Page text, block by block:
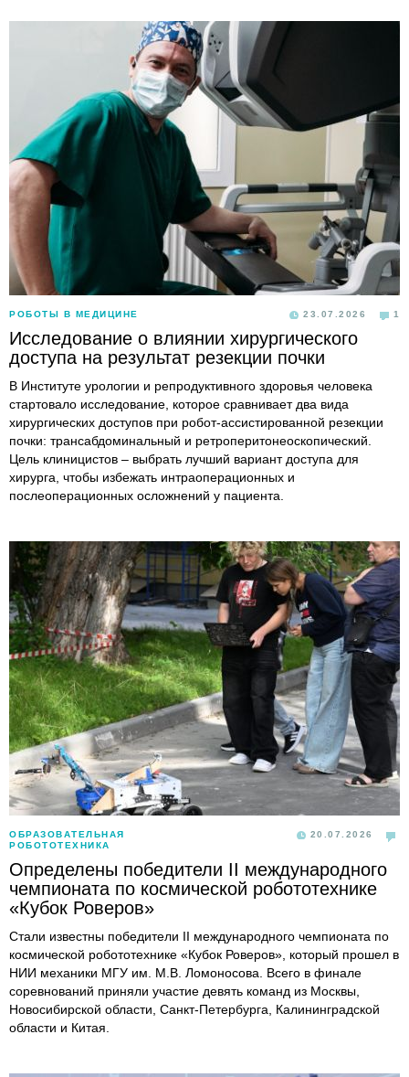
РОБОТЫ В МЕДИЦИНЕ 23.07.2026 1
Исследование о влиянии хирургического
доступа на результат резекции почки
В Институте урологии и репродуктивного здоровья человека
стартовало исследование, которое сравнивает два вида
хирургических доступов при робот-ассистированной резекции
почки: трансабдоминальный и ретроперитонеоскопический.
Цель клиницистов – выбрать лучший вариант доступа для
хирурга, чтобы избежать интраоперационных и
послеоперационных осложнений у пациента.
ОБРАЗОВАТЕЛЬНАЯ
РОБОТОТЕХНИКА
20.07.2026
Определены победители II международного
чемпионата по космической робототехнике
«Кубок Роверов»
Стали известны победители II международного чемпионата по
космической робототехнике «Кубок Роверов», который прошел в
НИИ механики МГУ им. М.В. Ломоносова. Всего в финале
соревнований приняли участие девять команд из Москвы,
Новосибирской области, Санкт-Петербурга, Калининградской
области и Китая.